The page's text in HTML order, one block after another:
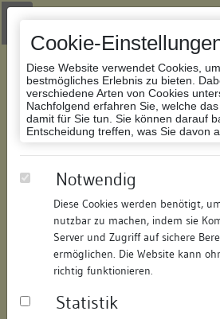
Cookie-
Diese Website verwendet Cookies,
bestmögliches Erlebnis zu bieten.
verschiedene Arten von Cookies
Nachfolgend erfahren Sie, welche
damit für Sie tun. Sie können darauf
Entscheidung treffen, was Sie davon
Notwendig
Diese Cookies werden benötigt,
nutzbar zu machen, indem sie
Server und Zugriff auf sichere
ermöglichen. Die Website kann
richtig funktionieren.
Statistik
Zur Navigation springen
Zum Inhalt der Website springen
Datenbank
Anbau
251316039179/ Datum:
Datenbestand:
Bauforschung